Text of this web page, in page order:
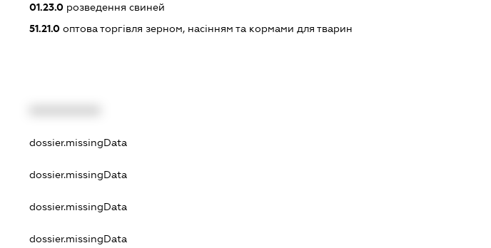
01.23.0 розведення свиней
51.21.0 оптова торгівля зерном, насінням та кормами для тварин
dossier.missingData
dossier.missingData
dossier.missingData
dossier.missingData